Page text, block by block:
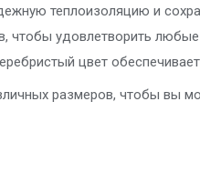
теплоизоляцию и
чтобы удовлетворить любые
цвет
размеров, чтобы вы